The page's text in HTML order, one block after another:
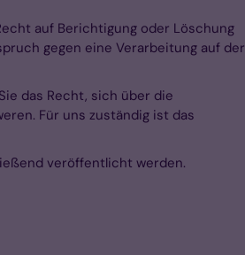
auf Berichtigung oder Löschung
gegen eine Verarbeitung auf der
das Recht, sich über die
Für uns zuständig ist das
veröffentlicht werden.